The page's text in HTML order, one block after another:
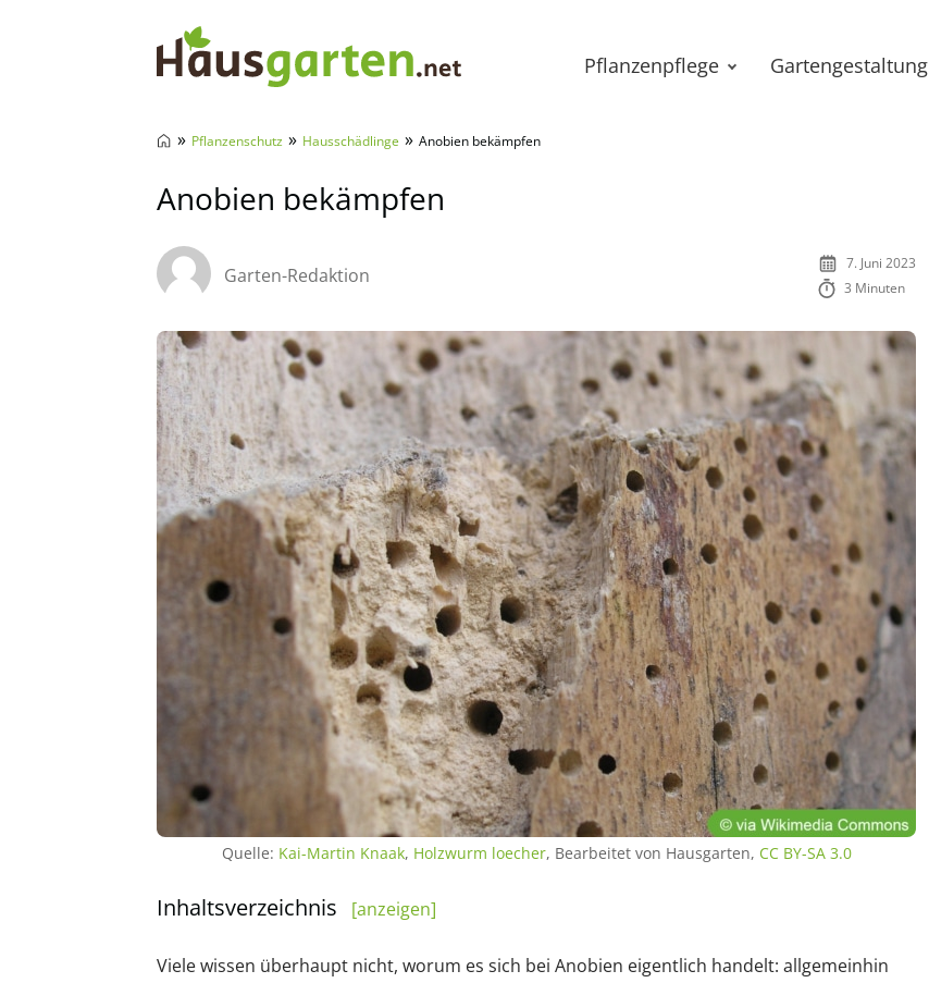
Pflanzenpflege Gartengestaltung
» Pflanzenschutz » Hausschädlinge » Anobien bekämpfen
Anobien bekämpfen
Garten-Redaktion
7. Juni 2023
3 Minuten
Quelle: Kai-Martin Knaak, Holzwurm loecher, Bearbeitet von Hausgarten, CC BY-SA 3.0
Inhaltsverzeichnis [anzeigen]
Viele wissen überhaupt nicht, worum es sich bei Anobien eigentlich handelt: allgemeinhin